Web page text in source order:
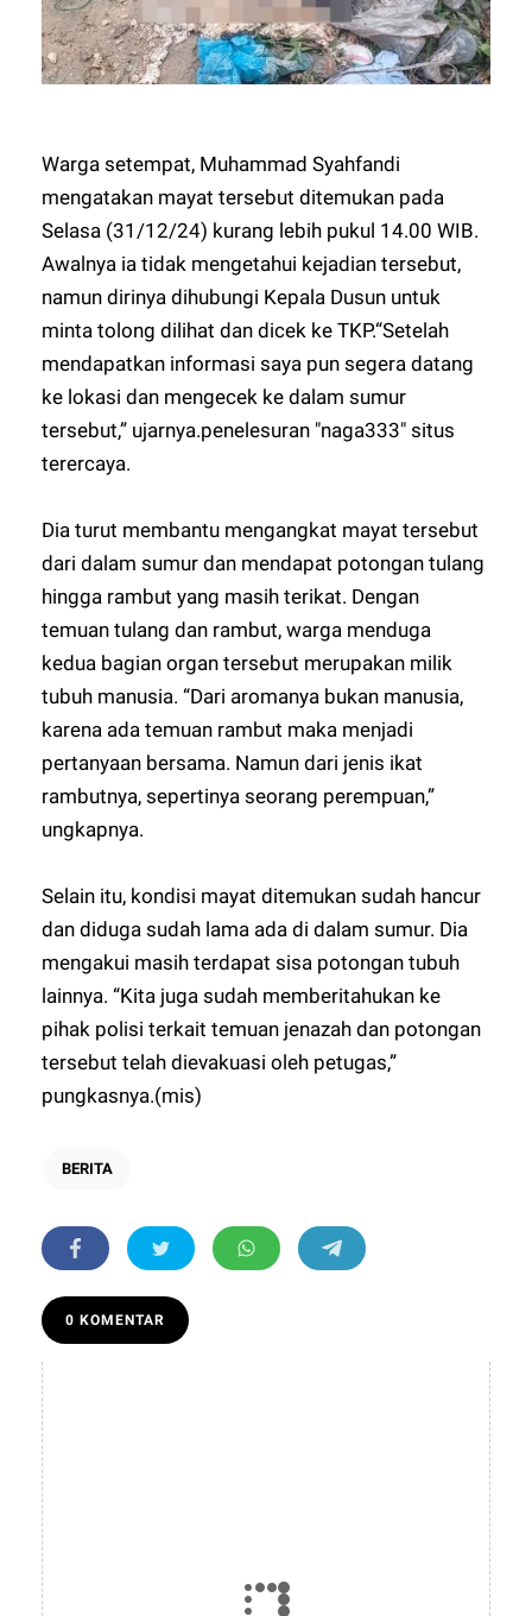
Warga setempat, Muhammad Syahfandi
mengatakan mayat tersebut ditemukan pada
Selasa (31/12/24) kurang lebih pukul 14.00 WIB.
Awalnya ia tidak mengetahui kejadian tersebut,
namun dirinya dihubungi Kepala Dusun untuk
minta tolong dilihat dan dicek ke TKP.“Setelah
mendapatkan informasi saya pun segera datang
ke lokasi dan mengecek ke dalam sumur
tersebut,” ujarnya.penelesuran "naga333" situs
terercaya.
Dia turut membantu mengangkat mayat tersebut
dari dalam sumur dan mendapat potongan tulang
hingga rambut yang masih terikat. Dengan
temuan tulang dan rambut, warga menduga
kedua bagian organ tersebut merupakan milik
tubuh manusia. “Dari aromanya bukan manusia,
karena ada temuan rambut maka menjadi
pertanyaan bersama. Namun dari jenis ikat
rambutnya, sepertinya seorang perempuan,”
ungkapnya.
Selain itu, kondisi mayat ditemukan sudah hancur
dan diduga sudah lama ada di dalam sumur. Dia
mengakui masih terdapat sisa potongan tubuh
lainnya. “Kita juga sudah memberitahukan ke
pihak polisi terkait temuan jenazah dan potongan
tersebut telah dievakuasi oleh petugas,”
pungkasnya.(mis)
BERITA
0 KOMENTAR